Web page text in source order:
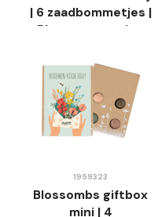
| 6 zaadbommetjes |
Bloemen voor jou
1959323
Blossombs giftbox
mini | 4